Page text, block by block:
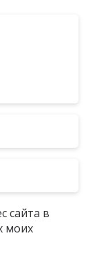
сайта в
моих